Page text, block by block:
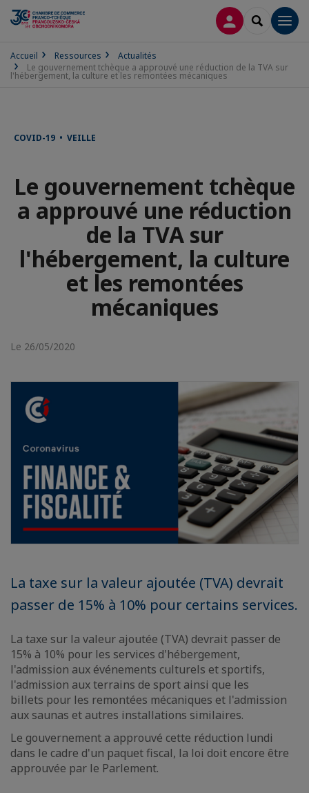
CONNEXION
Accueil Ressources
Actualités
Le gouvernement tchèque a approuvé une réduction de la TVA sur
l'hébergement, la culture et les remontées mécaniques
COVID-19 • VEILLE
Le gouvernement tchèque
a approuvé une réduction
de la TVA sur
l'hébergement, la culture
et les remontées
mécaniques
Le 26/05/2020
La taxe sur la valeur ajoutée (TVA) devrait
passer de 15% à 10% pour certains services.
La taxe sur la valeur ajoutée (TVA) devrait passer de
15% à 10% pour les services d'hébergement,
l'admission aux événements culturels et sportifs,
l'admission aux terrains de sport ainsi que les
billets pour les remontées mécaniques et l'admission
aux saunas et autres installations similaires.
Le gouvernement a approuvé cette réduction lundi
dans le cadre d'un paquet fiscal, la loi doit encore être
approuvée par le Parlement.